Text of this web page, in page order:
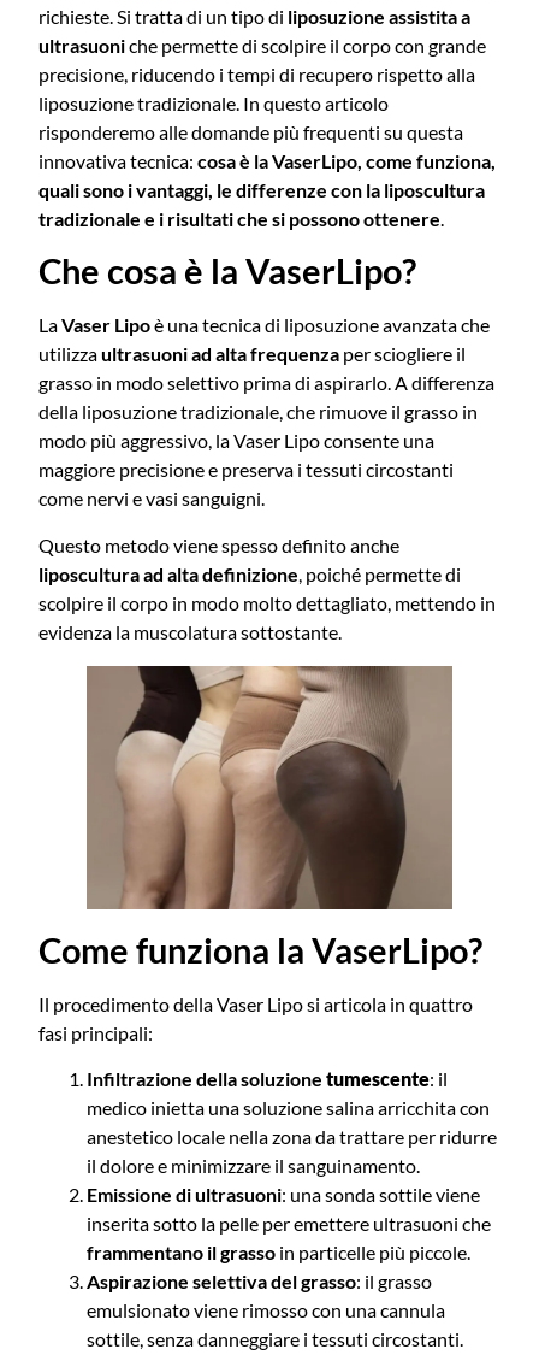
richieste. Si tratta di un tipo di liposuzione assistita a
ultrasuoniche permette di scolpire il corpo con grande
precisione, riducendo i tempi di recupero rispetto alla
liposuzione tradizionale. In questo articolo
risponderemo alle domande più frequenti su questa
innovativa tecnica: cosa è la VaserLipo, come funziona,
quali sono i vantaggi, le differenze con la liposcultura
tradizionale e i risultati che si possono ottenere.
Che cosa è la VaserLipo?
LaVaser Lipoè una tecnica di liposuzione avanzata che
utilizzaultrasuoni ad alta frequenza per sciogliere il
grasso in modo selettivo prima di aspirarlo. A differenza
della liposuzione tradizionale, che rimuove il grasso in
modo più aggressivo, la Vaser Lipo consente una
maggiore precisione e preserva i tessuti circostanti
come nervi e vasi sanguigni.
Questo metodo viene spesso definito anche
liposcultura ad alta definizione , poiché permette di
scolpire il corpo in modo molto dettagliato, mettendo in
evidenza la muscolatura sottostante.
Come funziona la VaserLipo?
Il procedimento della Vaser Lipo si articola in quattro
fasi principali:
Infiltrazione della soluzione tumescente: il
medico inietta una soluzione salina arricchita con
anestetico locale nella zona da trattare per ridurre
il dolore e minimizzare il sanguinamento.
Emissione di ultrasuoni: una sonda sottile viene
inserita sotto la pelle per emettere ultrasuoni che
frammentano il grasso in particelle più piccole.
Aspirazione selettiva del grasso: il grasso
emulsionato viene rimosso con una cannula
sottile, senza danneggiare i tessuti circostanti.